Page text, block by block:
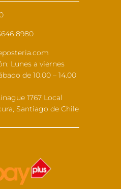
8980
Lunes a viernes
de 10.00 – 14.00
1767 Local
Santiago de Chile